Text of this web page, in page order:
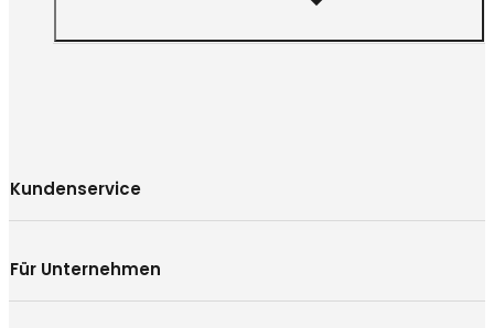
Kundenservice
Für Unternehmen